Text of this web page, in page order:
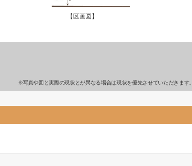
【区画図】
※写真や図と実際の現状とが異なる場合は現状を優先させていただきます。